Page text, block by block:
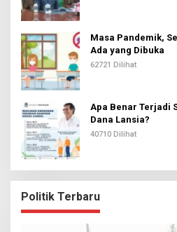
Masa Pandemik,
Ada yang Dibuka
62721 Dilihat
Apa Benar Terjadi
Dana Lansia?
40710 Dilihat
Politik Terbaru